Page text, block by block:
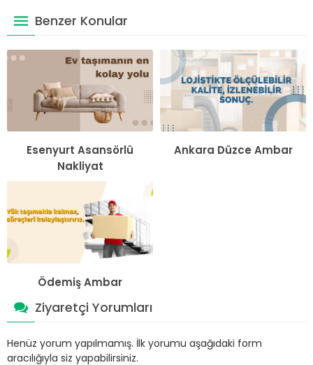
Benzer Konular
Esenyurt Asansörlü
Nakliyat
Ankara Düzce Ambar
Ödemiş Ambar
Ziyaretçi Yorumları
Henüz yorum yapılmamış. İlk yorumu aşağıdaki form
aracılığıyla siz yapabilirsiniz.